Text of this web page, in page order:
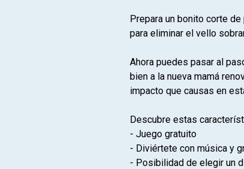
Prepara un bonito corte
para eliminar el vello
Ahora puedes pasar al
bien a la nueva mamá
impacto que causas en
Descubre estas
- Juego gratuito
- Diviértete con música y
- Posibilidad de elegir un